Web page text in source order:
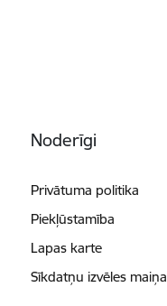
Noderīgi
Privātuma politika
Piekļūstamība
Lapas karte
Sīkdatņu izvēles maiņa